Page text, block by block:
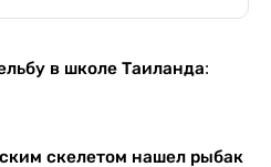
в школе Таиланда:
скелетом нашел рыбак